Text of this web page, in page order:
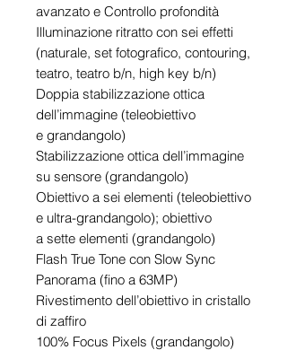
avanzato e Controllo profondità
Illuminazione ritratto con sei effetti
(naturale, set fotografico, contouring,
teatro, teatro b/n, high key b/n)
Doppia stabilizzazione ottica
dell’immagine (teleobiettivo
e grandangolo)
Stabilizzazione ottica dell’immagine
su sensore (grandangolo)
Obiettivo a sei elementi (teleobiettivo
e ultra-grandangolo); obiettivo
a sette elementi (grandangolo)
Flash True Tone con Slow Sync
Panorama (fino a 63MP)
Rivestimento dell’obiettivo in cristallo
di zaffiro
100% Focus Pixels (grandangolo)